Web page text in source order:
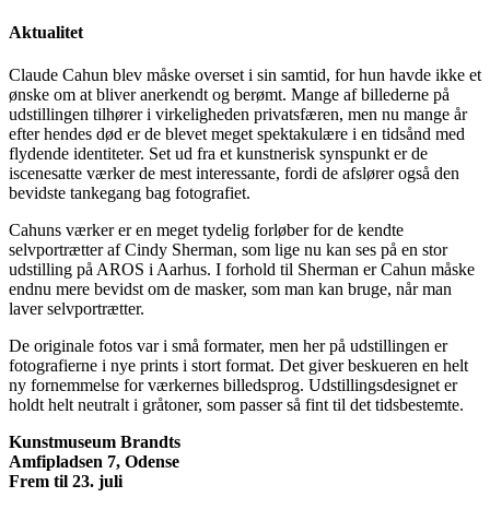
Aktualitet
Claude Cahun blev måske overset i sin samtid, for hun havde ikke et
ønske om at bliver anerkendt og berømt. Mange af billederne på
udstillingen tilhører i virkeligheden privatsfæren, men nu mange år
efter hendes død er de blevet meget spektakulære i en tidsånd med
flydende identiteter. Set ud fra et kunstnerisk synspunkt er de
iscenesatte værker de mest interessante, fordi de afslører også den
bevidste tankegang bag fotografiet.
Cahuns værker er en meget tydelig forløber for de kendte
selvportrætter af Cindy Sherman, som lige nu kan ses på en stor
udstilling på AROS i Aarhus. I forhold til Sherman er Cahun måske
endnu mere bevidst om de masker, som man kan bruge, når man
laver selvportrætter.
De originale fotos var i små formater, men her på udstillingen er
fotografierne i nye prints i stort format. Det giver beskueren en helt
ny fornemmelse for værkernes billedsprog. Udstillingsdesignet er
holdt helt neutralt i gråtoner, som passer så fint til det tidsbestemte.
Kunstmuseum Brandts
Amfipladsen 7, Odense
Frem til 23. juli